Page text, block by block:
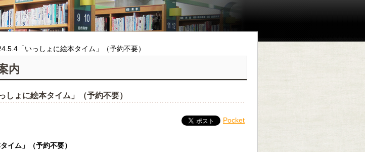
「いっしょに絵本タイム」（予約不要）
内
しょに絵本タイム」（予約不要）
Pocket
イム」（予約不要）